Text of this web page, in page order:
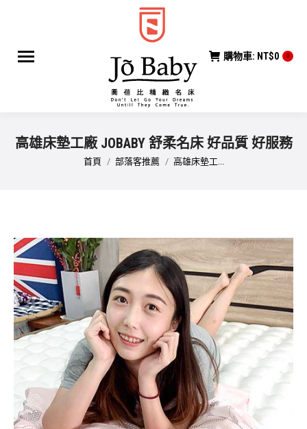
購物車: NT$0 0
高雄床墊工廠 JOBABY 舒柔名床 好品質 好服務
您在這裡：
首頁 部落客推薦 高雄床墊工...